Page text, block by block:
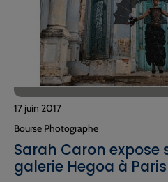
17 juin 2017
Bourse Photographe
Sarah Caron expose
galerie Hegoa à Paris